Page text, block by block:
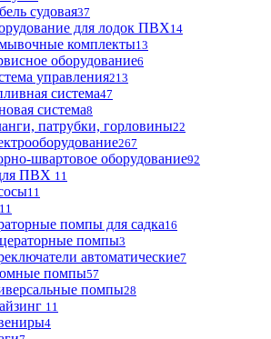
судовая37
для лодок ПВХ14
комплекты13
оборудование6
управления213
система47
система8
патрубки, горловины22
267
швартовое оборудование92
ПВХ 11
11
помпы для садка16
помпы3
автоматические7
помпы57
помпы28
11
4